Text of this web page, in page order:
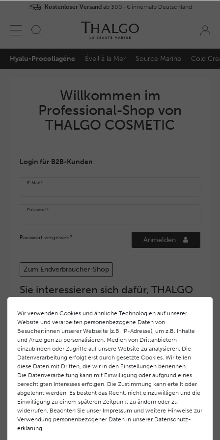
Kostenloser Versand ab 300,-€ innerhalb Deutschland
Hyalu-Procollagéne Éveil à la Mer Source Marine Cold
Willkommen im
Professional-Shop von
THALGO COSMETIC
Login für B2B-Kunden
E-Mail*
Passwort*
Passwort vergessen? Anmelden
Zum Endverbraucher-Shop
Sie interessieren sich dafür, THALGO
COSMETIC Partner und Depositär zu
werden?
Hohe Servicequalität und ein exzellentes Markenimage
haben bei
THALGO COSMETIC oberste Priorität.
Anspruchsvollen Endverbrauchern möchten wir ein
hohes Qualitätsniveau und gleichzeitig eine
überdurchschnittliche Behandlungs- und Serviceleistung
gewährleisten. Deshalb haben wir ein selektives
Vertriebssystem eingeführt. THALGO COSMETICPartner
werden auf diese Weise wirtschaftlich unterstützt,
während Endverbrauchern eine stets gleichbleibend hohe
Dienstleistungsqualität und ein innovatives Produkt- und
Behandlungsprogramm geboten wird.
Wir verwenden Cookies und ähnliche Technologien auf unserer
Website und verarbeiten personenbezogene Daten von
Besucher:innen unserer Webseite (z.B. IP-Adresse), um z.B. Inhalte
und Anzeigen zu personalisieren, Medien von Drittanbietern
einzubinden oder Zugriffe auf unsere Website zu analysieren. Die
Datenverarbeitung erfolgt erst durch gesetzte Cookies. Wir teilen
diese Daten mit Dritten, die wir in den Einstellungen benennen.
Die Datenverarbeitung kann mit Einwilligung oder aufgrund eines
berechtigten Interesses erfolgen. Die Zustimmung kann erteilt oder
abgelehnt werden. Es besteht das Recht, nicht einzuwilligen und die
Einwilligung zu einem späteren Zeitpunkt zu ändern oder zu
widerrufen. Beachten Sie unser Impressum und weitere Hinweise zur
Verwendung personenbezogener Daten in unserer Daten­schutz­
erklärung